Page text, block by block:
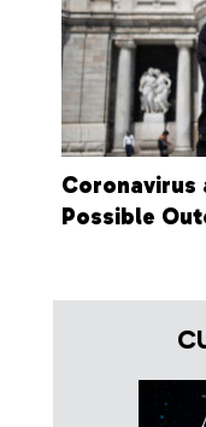
Coronavirus
Possible